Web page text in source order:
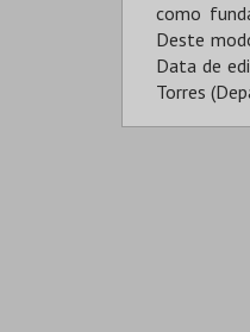
como
Deste
Data de
Torres